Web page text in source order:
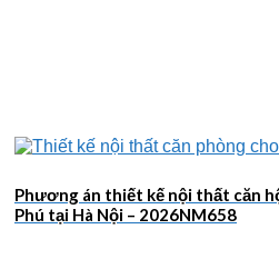
Phương án thiết kế nội thất căn
Phú tại Hà Nội – 2026NM658